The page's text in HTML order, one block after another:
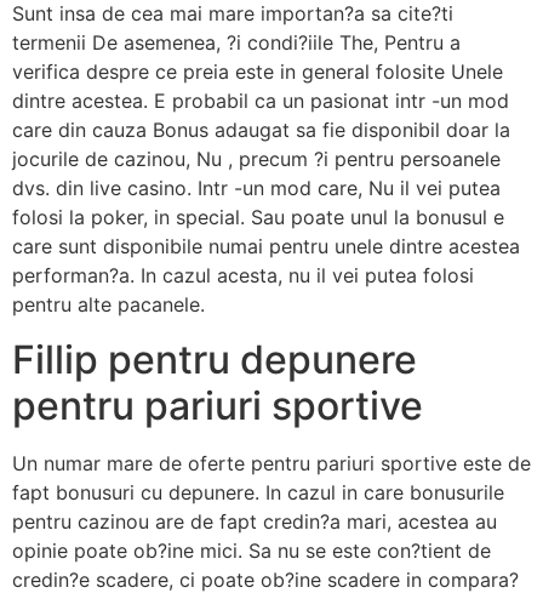
Sunt insa de cea mai mare importan?a sa cite?ti
termenii De asemenea, ?i condi?iile The, Pentru a
verifica despre ce preia este in general folosite Unele
dintre acestea. E probabil ca un pasionat intr -un mod
care din cauza Bonus adaugat sa fie disponibil doar la
jocurile de cazinou, Nu , precum ?i pentru persoanele
dvs. din live casino. Intr -un mod care, Nu il vei putea
folosi la poker, in special. Sau poate unul la bonusul e
care sunt disponibile numai pentru unele dintre acestea
performan?a. In cazul acesta, nu il vei putea folosi
pentru alte pacanele.
Fillip pentru depunere
pentru pariuri sportive
Un numar mare de oferte pentru pariuri sportive este de
fapt bonusuri cu depunere. In cazul in care bonusurile
pentru cazinou are de fapt credin?a mari, acestea au
opinie poate ob?ine mici. Sa nu se este con?tient de
credin?e scadere, ci poate ob?ine scadere in compara?